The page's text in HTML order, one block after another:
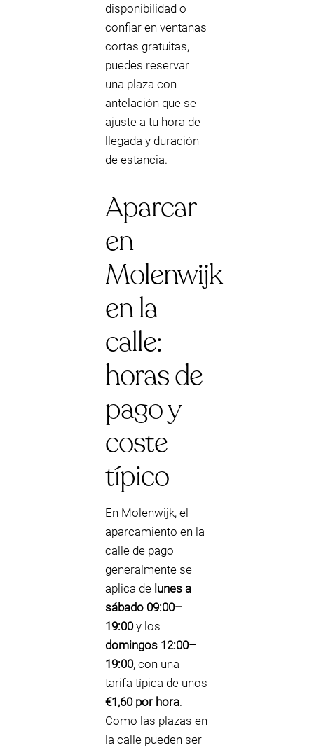
disponibilidad o
confiar en ventanas
cortas gratuitas,
puedes reservar
una plaza con
antelación que se
ajuste a tu hora de
llegada y duración
de estancia.
Aparcar
en
Molenwijk
en la
calle:
horas de
pago y
coste
típico
En Molenwijk, el
aparcamiento en la
calle de pago
generalmente se
aplica de lunes a
sábado 09:00–
19:00y los
domingos 12:00–
19:00, con una
tarifa típica de unos
€1,60 por hora.
Como las plazas en
la calle pueden ser